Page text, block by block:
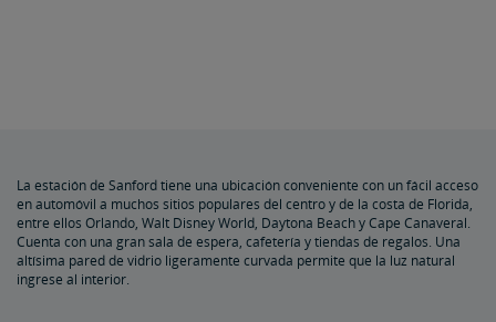
La estación de Sanford tiene una ubicación conveniente con un fácil acceso
en automóvil a muchos sitios populares del centro y de la costa de Florida,
entre ellos Orlando, Walt Disney World, Daytona Beach y Cape Canaveral.
Cuenta con una gran sala de espera, cafetería y tiendas de regalos. Una
altísima pared de vidrio ligeramente curvada permite que la luz natural
ingrese al interior.